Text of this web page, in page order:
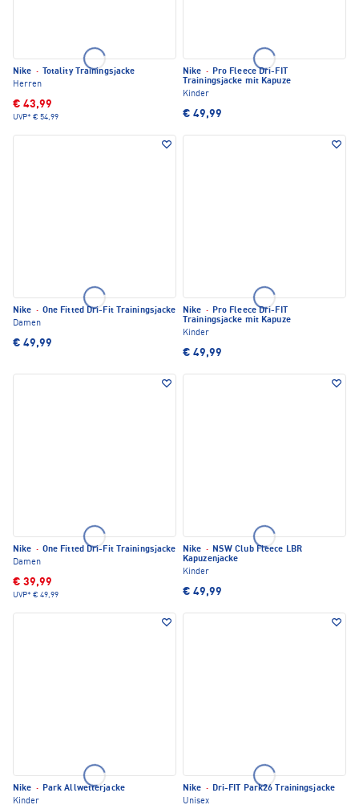
Nike ·
Totality Trainingsjacke
Herren
€ 43,99
UVP* € 54,99
Nike · Pro Fleece Dri-FIT
Trainingsjacke mit Kapuze
Kinder
€ 49,99
Nike · One Fitted Dri-Fit Trainingsjacke
Damen
€ 49,99
Nike · Pro Fleece Dri-FIT
Trainingsjacke mit Kapuze
Kinder
€ 49,99
Nike · One Fitted Dri-Fit Trainingsjacke
Damen
€ 39,99
UVP* € 49,99
Nike · NSW Club Fleece LBR
Kapuzenjacke
Kinder
€ 49,99
Nike · Park Allwetterjacke
Kinder
Nike · Dri-FIT Park26 Trainingsjacke
Unisex